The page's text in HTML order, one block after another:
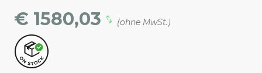
€ 1580,03
(ohne MwSt.)